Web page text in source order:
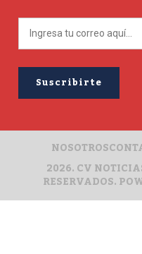
2026. CV
RESERVADOS.
NOSOTROS